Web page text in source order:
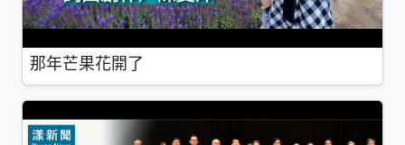
那年芒果花開了